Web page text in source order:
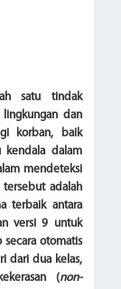
satu tindak
dan
korban, baik
kendala dalam
mendeteksi
tersebut adalah
terbaik antara
versi 9 untuk
otomatis
dari dua kelas,
(non-